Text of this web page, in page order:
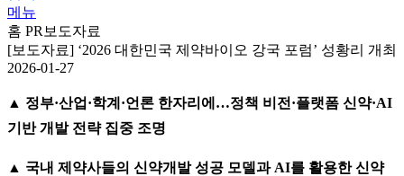
메뉴
홈 PR 보도자료
[보도자료] ‘2026 대한민국 제약바이오 강국 포럼’ 성황리 개최
2026-01-27
▲ 정부·산업·학계·언론 한자리에…정책 비전·플랫폼 신약·AI
기반 개발 전략 집중 조명
▲ 국내 제약사들의 신약개발 성공 모델과 AI를 활용한 신약